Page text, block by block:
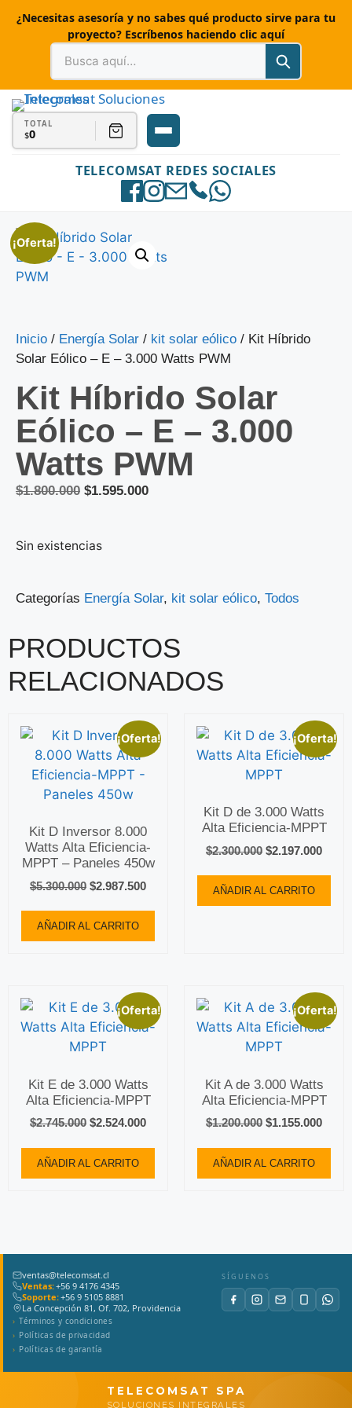
¿Necesitas asesoría y no sabes qué producto sirve para tu
proyecto? Escríbenos haciendo clic aquí
TELECOMSAT REDES SOCIALES
TOTAL
$0
¡Oferta!
Inicio / Energía Solar / kit solar eólico / Kit Híbrido
Solar Eólico – E – 3.000 Watts PWM
Kit Híbrido Solar
Eólico – E – 3.000
Watts PWM
$1.800.000 $1.595.000
Sin existencias
Categorías Energía Solar, kit solar eólico, Todos
PRODUCTOS
RELACIONADOS
¡Oferta!
Kit D Inversor 8.000
Watts Alta Eficiencia-
MPPT – Paneles 450w
$5.300.000 $2.987.500
AÑADIR AL CARRITO
¡Oferta!
Kit D de 3.000 Watts
Alta Eficiencia-MPPT
$2.300.000 $2.197.000
AÑADIR AL CARRITO
¡Oferta!
Kit E de 3.000 Watts
Alta Eficiencia-MPPT
$2.745.000 $2.524.000
AÑADIR AL CARRITO
¡Oferta!
Kit A de 3.000 Watts
Alta Eficiencia-MPPT
$1.200.000 $1.155.000
AÑADIR AL CARRITO
ventas@telecomsat.cl
Ventas:+56 9 4176 4345
Soporte:+56 9 5105 8881
La Concepción 81, Of. 702, Providencia
SÍGUENOS
Términos y condiciones
Políticas de privacidad
Políticas de garantía
TELECOMSAT SPA
SOLUCIONES INTEGRALES